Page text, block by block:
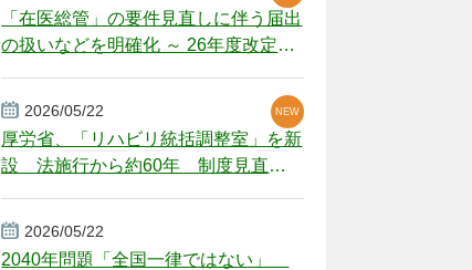
「在医総管」の要件見直しに伴う届出
の扱いなどを明確化 ～ 26年度改定疑
2026/05/22
厚労省、「リハビリ統括調整室」を新
設 法施行から約60年 制度見直し
NEW
2026/05/22
2040年問題「全国一律ではない」